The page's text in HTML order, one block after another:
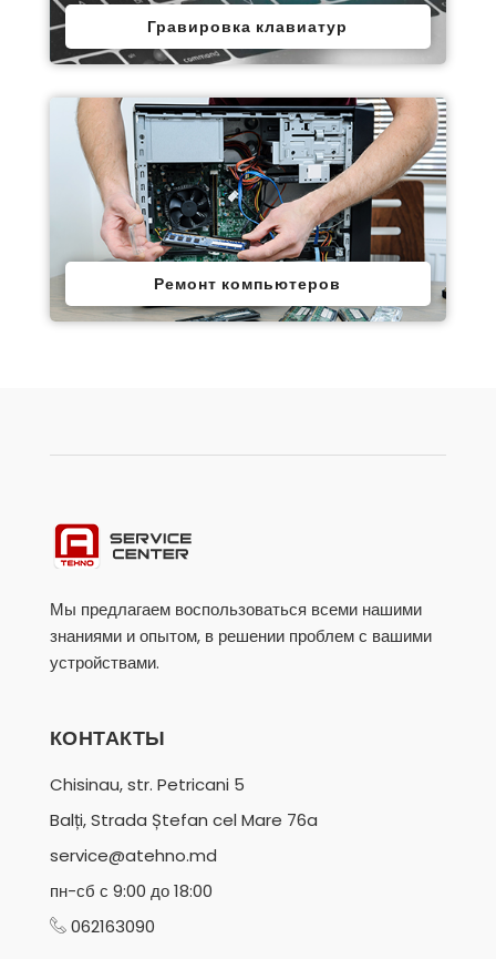
Гравировка клавиатур
Ремонт компьютеров
Мы предлагаем воспользоваться всеми нашими
знаниями и опытом, в решении проблем с вашими
устройствами.
КОНТАКТЫ
Chisinau, str. Petricani 5
Balți, Strada Ștefan cel Mare 76a
service@atehno.md
пн-сб с 9:00 до 18:00
062163090